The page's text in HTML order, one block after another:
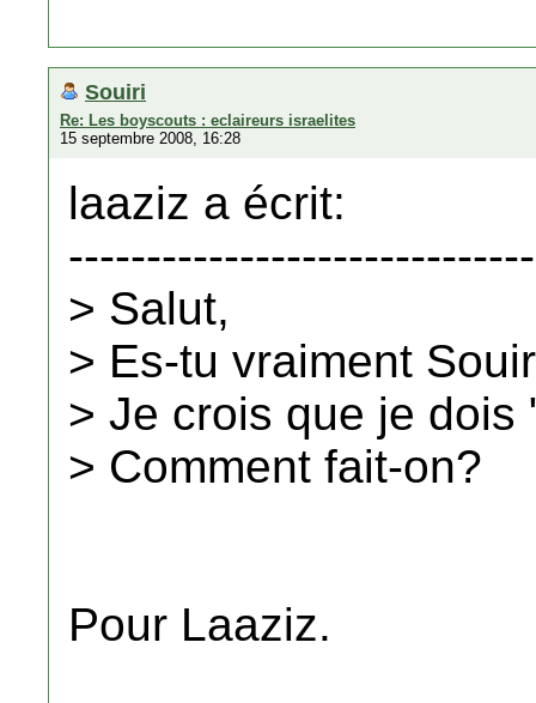
Souiri
Re: Les boyscouts : eclaireurs israelites
15 septembre 2008, 16:28
laaziz a écrit:
> Salut,
> Es-tu vraiment
> Je crois que je dois
> Comment fait-on?
Pour Laaziz.